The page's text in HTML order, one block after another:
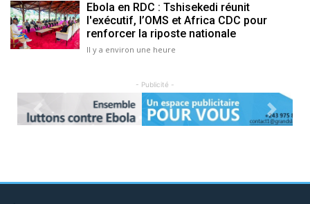
Ebola en RDC : Tshisekedi réunit
l'exécutif, l’OMS et Africa CDC pour
renforcer la riposte nationale
Il y a environ une heure
- Publicité -
Previous Next